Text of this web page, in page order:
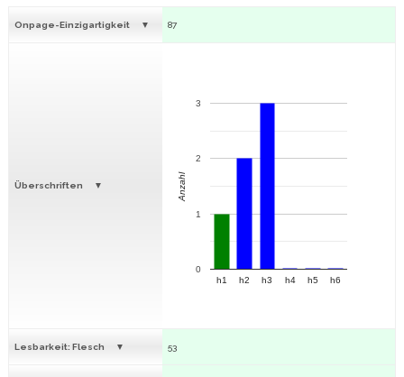
Onpage-Einzigartigkeit 87
Überschriften
h1 h2 h3 h4 h5 h6
0
1
2
3
Anzahl
Lesbarkeit: Flesch 53